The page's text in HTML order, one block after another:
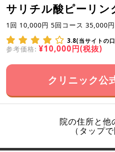
サリチル酸ピーリン
1回 10,000円 5回コース 35,000円
3.8(当サイトの
参考価格: ¥10,000円(税抜)
クリニック公
院の住所と
（タップ